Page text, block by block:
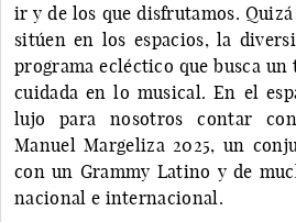
ir y de los que disfrutamos.
sitúen en los espacios, la
programa ecléctico que busca
cuidada en lo musical. En el
lujo para nosotros contar
Manuel Margeliza 2025, un
con un Grammy Latino y de
nacional e internacional.